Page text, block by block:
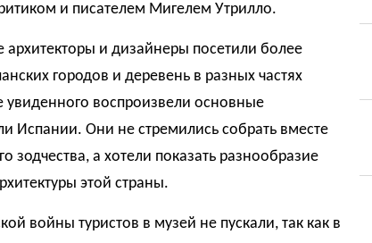
и писателем Мигелем Утрилло.
и дизайнеры посетили более
городов и деревень в разных частях
увиденного воспроизвели основные
Испании. Они не стремились собрать вместе
зодчества, а хотели показать разнообразие
этой страны.
войны туристов в музей не пускали, так как в